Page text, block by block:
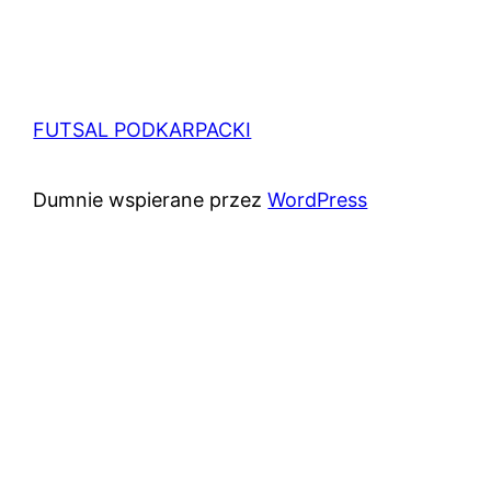
FUTSAL PODKARPACKI
Dumnie wspierane przezWordPress